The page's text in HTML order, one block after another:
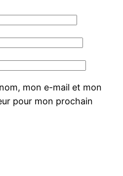
mon e-mail et mon
pour mon prochain